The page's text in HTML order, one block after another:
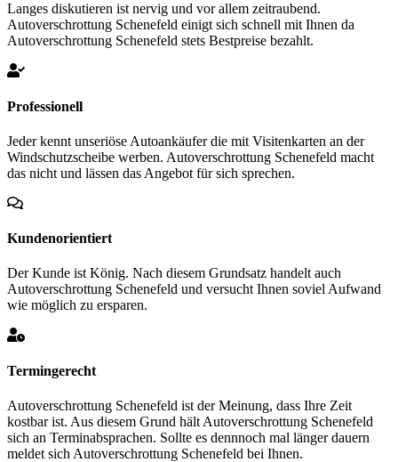
Langes diskutieren ist nervig und vor allem zeitraubend.
Autoverschrottung Schenefeld einigt sich schnell mit Ihnen da
Autoverschrottung Schenefeld stets Bestpreise bezahlt.
Professionell
Jeder kennt unseriöse Autoankäufer die mit Visitenkarten an der
Windschutzscheibe werben. Autoverschrottung Schenefeld macht
das nicht und lässen das Angebot für sich sprechen.
Kundenorientiert
Der Kunde ist König. Nach diesem Grundsatz handelt auch
Autoverschrottung Schenefeld und versucht Ihnen soviel Aufwand
wie möglich zu ersparen.
Termingerecht
Autoverschrottung Schenefeld ist der Meinung, dass Ihre Zeit
kostbar ist. Aus diesem Grund hält Autoverschrottung Schenefeld
sich an Terminabsprachen. Sollte es dennnoch mal länger dauern
meldet sich Autoverschrottung Schenefeld bei Ihnen.